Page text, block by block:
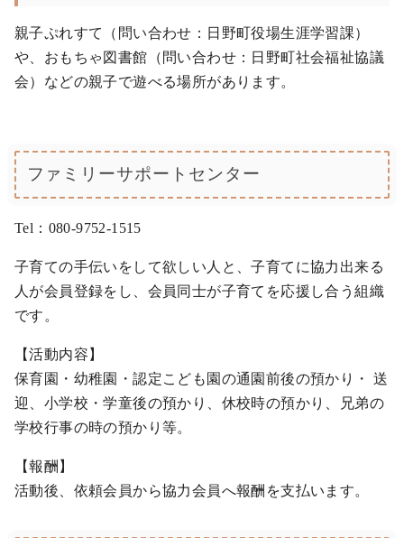
親子ぷれすて（問い合わせ：日野町役場生涯学習課）
や、おもちゃ図書館（問い合わせ：日野町社会福祉協議
会）などの親子で遊べる場所があります。
ファミリーサポートセンター
Tel：080-9752-1515
子育ての手伝いをして欲しい人と、子育てに協力出来る
人が会員登録をし、会員同士が子育てを応援し合う組織
です。
【活動内容】
保育園・幼稚園・認定こども園の通園前後の預かり・ 送
迎、小学校・学童後の預かり、休校時の預かり、兄弟の
学校行事の時の預かり等。
【報酬】
活動後、依頼会員から協力会員へ報酬を支払います。